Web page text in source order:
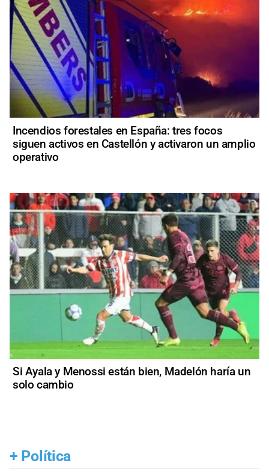
Incendios forestales en España: tres focos
siguen activos en Castellón y activaron un amplio
operativo
Si Ayala y Menossi están bien, Madelón haría un
solo cambio
+ Política